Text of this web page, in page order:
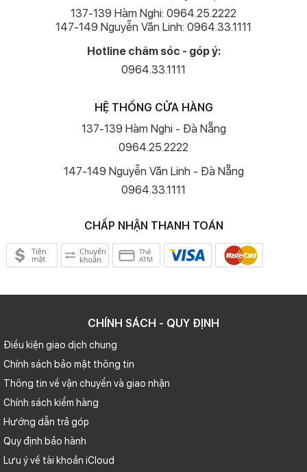
nhiều nhất và người dùng sẽ phải lau thường xuyên nếu không sử
dụng ốp lưng. Thậm chí, đây là chiếc iPhone đầu tiên mà sau thời
va đập gấp 4 lần so với các đời trước, cùng với đó là chống trầy
xước tốt hơn. Với một người làm rơi điện thoại nhiều như tôi, lớp
phủ màn hình mới trên iPhone 12 Series là nâng cấp đáng giá.
Quay sang mặt sau, Apple vẫn sử dụng chất liệu kính mờ như năm
ngoái, nhưng thiết kế mới đã loại bỏ những góc bo cong, giúp độ
137-139 Hàm Nghi: 0964.25.2222
147-149 Nguyễn Văn Linh: 0964.33.1111
Hotline chăm sóc - góp ý:
0964.33.1111
HỆ THỐNG CỬA HÀNG
137-139 Hàm Nghi - Đà Nẵng
0964.25.2222
147-149 Nguyễn Văn Linh - Đà Nẵng
0964.33.1111
CHẤP NHẬN THANH TOÁN
CHÍNH SÁCH - QUY ĐỊNH
Điều kiện giao dịch chung
Chính sách bảo mật thông tin
Thông tin về vận chuyển và giao nhận
Chính sách kiểm hàng
Hướng dẫn trả góp
Quy định bảo hành
Lưu ý về tài khoản iCloud